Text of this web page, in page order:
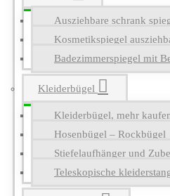
Ausziehbare schrank
Kosmetikspiegel
Badezimmerspiegel mit
Kleiderbügel
Kleiderbügel, mehr
Hosenbügel – Rockbügel
Stiefelaufhänger und
Teleskopische